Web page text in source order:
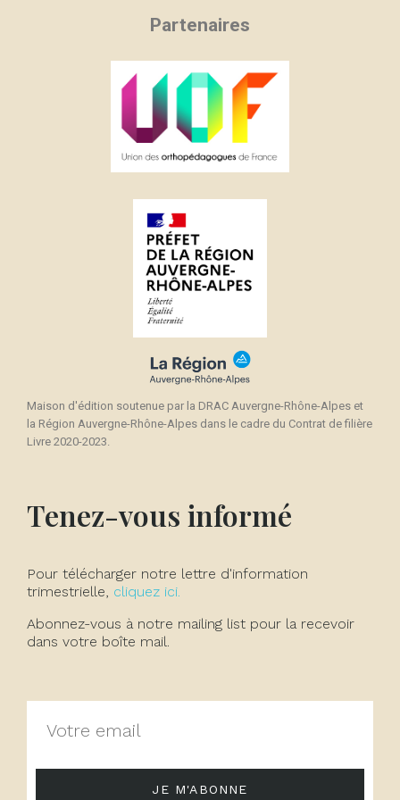
Partenaires
Maison d'édition soutenue par la DRAC Auvergne-Rhône-Alpes et
la Région Auvergne-Rhône-Alpes dans le cadre du Contrat de filière
Livre 2020-2023.
Tenez-vous informé
Pour télécharger notre lettre d'information
trimestrielle, cliquez ici.
Abonnez-vous à notre mailing list pour la recevoir
dans votre boîte mail.
JE M'ABONNE